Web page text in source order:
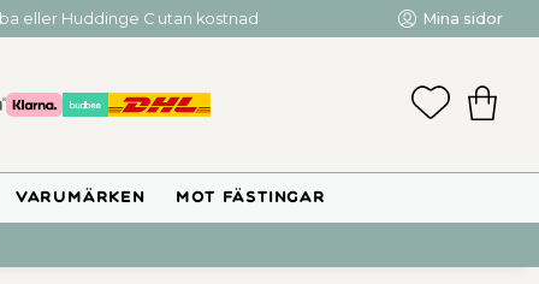
eller Huddinge C utan kostnad Mina sidor
VARUMÄRKEN MOT FÄSTINGAR